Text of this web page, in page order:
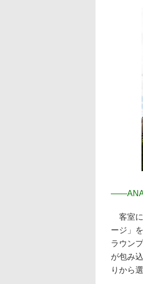
――
客室に
ージ」
ラウン
が包み
りから